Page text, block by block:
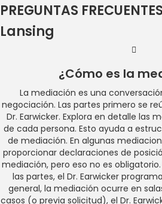
PREGUNTAS
Lansing
¿Cómo es la
La mediación es una
negociación. Las partes primero se
Dr. Earwicker. Explora en detalle las
de cada persona. Esto ayuda a
de mediación. En algunas
proporcionar declaraciones de
mediación, pero eso no es
las partes, el Dr. Earwicker
general, la mediación ocurre en
casos (o previa solicitud), el Dr.